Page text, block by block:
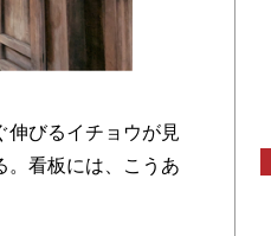
びるイチョウが見
。看板には、こうあ